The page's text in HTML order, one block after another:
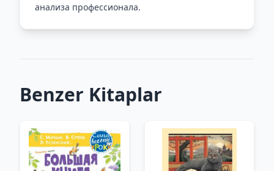
анализа профессионала.
Benzer Kitaplar